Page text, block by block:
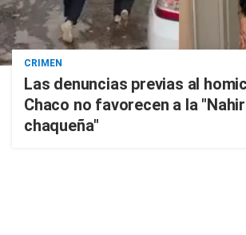
CRIMEN
Las denuncias previas al
Chaco no favorecen a la
chaqueña"